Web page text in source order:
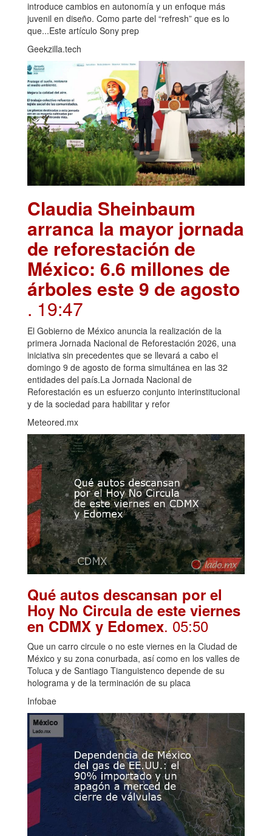
introduce cambios en autonomía y un enfoque más
juvenil en diseño. Como parte del “refresh” que es lo
que...Este artículo Sony prep
Geekzilla.tech
Claudia Sheinbaum
arranca la mayor jornada
de reforestación de
México: 6.6 millones de
árboles este 9 de agosto
. 19:47
El Gobierno de México anuncia la realización de la
primera Jornada Nacional de Reforestación 2026, una
iniciativa sin precedentes que se llevará a cabo el
domingo 9 de agosto de forma simultánea en las 32
entidades del país.La Jornada Nacional de
Reforestación es un esfuerzo conjunto interinstitucional
y de la sociedad para habilitar y refor
Meteored.mx
Qué autos descansan por el
Hoy No Circula de este viernes
en CDMX y Edomex. 05:50
Que un carro circule o no este viernes en la Ciudad de
México y su zona conurbada, así como en los valles de
Toluca y de Santiago Tianguistenco depende de su
holograma y de la terminación de su placa
Infobae